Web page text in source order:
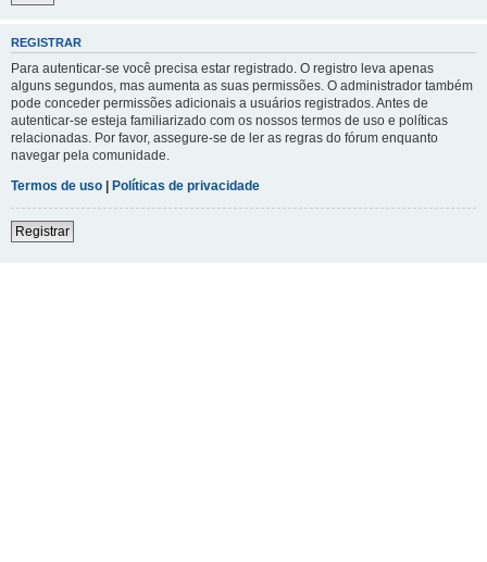
REGISTRAR
Para autenticar-se você precisa estar registrado. O registro leva apenas
alguns segundos, mas aumenta as suas permissões. O administrador também
pode conceder permissões adicionais a usuários registrados. Antes de
autenticar-se esteja familiarizado com os nossos termos de uso e políticas
relacionadas. Por favor, assegure-se de ler as regras do fórum enquanto
navegar pela comunidade.
Termos de uso | Políticas de privacidade
Registrar